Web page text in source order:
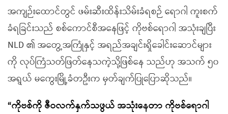
အကျဉ်းထောင်တွင် ဖမ်းဆီးထိန်းသိမ်းခံရစဉ် ရောဂါ ကူးစက်
ခံရခြင်းသည် စစ်ကောင်စီအနေဖြင့် ကိုဗစ်ရောဂါ အသုံးချပြီး
NLD ၏ အတွေ့အကြုံနှင့် အရည်အချင်းရှိခေါင်းဆောင်များ
ကို လုပ်ကြံသတ်ဖြတ်နေသကဲ့သို့ဖြစ်နေ သည်ဟု အသက် ၅၀
အရွယ် မကွေးမြို့ခံတဦးက မှတ်ချက်ပြုပြောဆိုသည်။
“ကိုဗစ်ကို ဇီဝလက်နှက်သဖွယ် အသုံးနေတာ ကိုဗစ်ရောဂါ